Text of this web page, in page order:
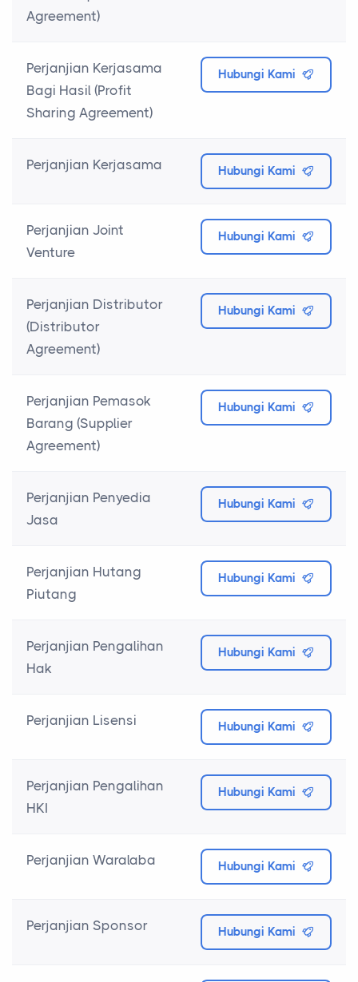
Agreement)
Perjanjian Kerjasama
Bagi Hasil (Profit
Sharing Agreement)
Hubungi Kami
Perjanjian Kerjasama Hubungi Kami
Perjanjian Joint
Venture
Hubungi Kami
Perjanjian Distributor
(Distributor
Agreement)
Hubungi Kami
Perjanjian Pemasok
Barang (Supplier
Agreement)
Hubungi Kami
Perjanjian Penyedia
Jasa
Hubungi Kami
Perjanjian Hutang
Piutang
Hubungi Kami
Perjanjian Pengalihan
Hak
Hubungi Kami
Perjanjian Lisensi Hubungi Kami
Perjanjian Pengalihan
HKI
Hubungi Kami
Perjanjian Waralaba Hubungi Kami
Perjanjian Sponsor Hubungi Kami